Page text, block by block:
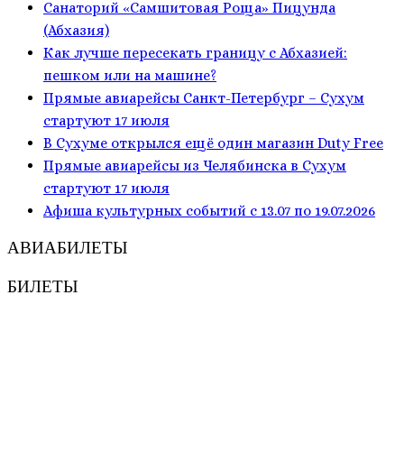
Санаторий «Самшитовая Роща» Пицунда
(Абхазия)
Как лучше пересекать границу с Абхазией:
пешком или на машине?
Прямые авиарейсы Санкт-Петербург – Сухум
стартуют 17 июля
В Сухуме открылся ещё один магазин Duty Free
Прямые авиарейсы из Челябинска в Сухум
стартуют 17 июля
Афиша культурных событий с 13.07 по 19.07.2026
АВИАБИЛЕТЫ
БИЛЕТЫ